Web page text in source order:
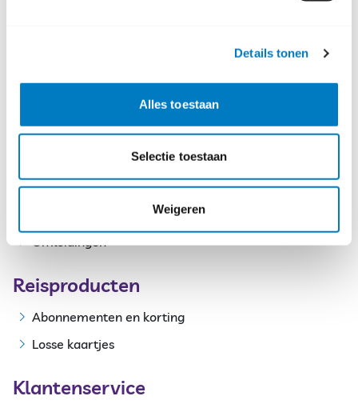
Details tonen
Alles toestaan
Selectie toestaan
Weigeren
Reizen
Lijnen en dienstregeling
Omleidingen
Reisproducten
Abonnementen en korting
Losse kaartjes
Klantenservice
Store en social